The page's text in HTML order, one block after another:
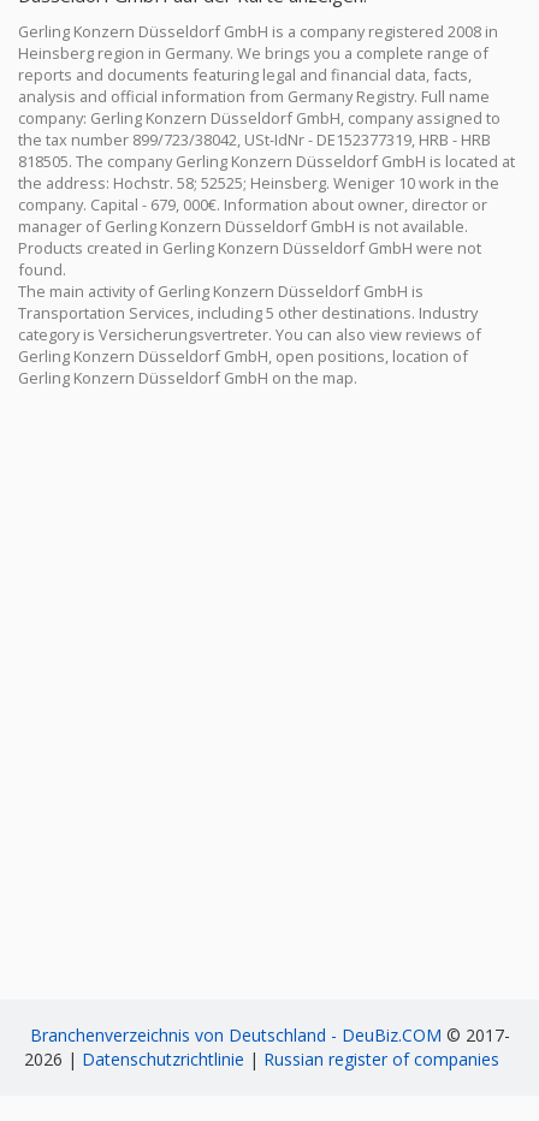
Gerling Konzern Düsseldorf GmbH is a company registered 2008 in
Heinsberg region in Germany. We brings you a complete range of
reports and documents featuring legal and financial data, facts,
analysis and official information from Germany Registry. Full name
company: Gerling Konzern Düsseldorf GmbH, company assigned to
the tax number 899/723/38042, USt-IdNr - DE152377319, HRB - HRB
818505. The company Gerling Konzern Düsseldorf GmbH is located at
the address: Hochstr. 58; 52525; Heinsberg. Weniger 10 work in the
company. Capital - 679, 000€. Information about owner, director or
manager of Gerling Konzern Düsseldorf GmbH is not available.
Products created in Gerling Konzern Düsseldorf GmbH were not
found.
The main activity of Gerling Konzern Düsseldorf GmbH is
Transportation Services, including 5 other destinations. Industry
category is Versicherungsvertreter. You can also view reviews of
Gerling Konzern Düsseldorf GmbH, open positions, location of
Gerling Konzern Düsseldorf GmbH on the map.
Branchenverzeichnis von Deutschland - DeuBiz.COM © 2017-
2026 | Datenschutzrichtlinie | Russian register of companies